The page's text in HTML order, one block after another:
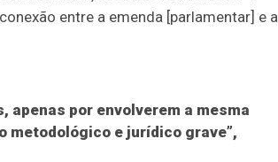
entre a emenda [parlamentar] e a
por envolverem a mesma
metodológico e jurídico grave”,